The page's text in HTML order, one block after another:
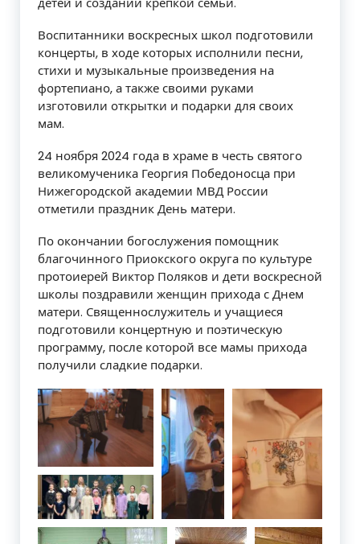
Воспитанники воскресных школ подготовили
концерты, в ходе которых исполнили песни,
стихи и музыкальные произведения на
фортепиано, а также своими руками
изготовили открытки и подарки для своих
мам.
24 ноября 2024 года в храме в честь святого
великомученика Георгия Победоносца при
Нижегородской академии МВД России
отметили праздник День матери.
По окончании богослужения помощник
благочинного Приокского округа по культуре
протоиерей Виктор Поляков и дети воскресной
школы поздравили женщин прихода с Днем
матери. Священнослужитель и учащиеся
подготовили концертную и поэтическую
программу, после которой все мамы прихода
получили сладкие подарки.